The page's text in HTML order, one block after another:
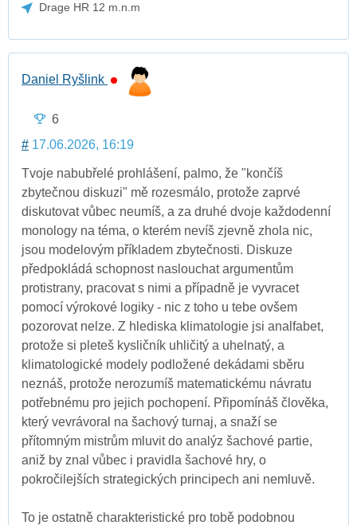
Drage HR 12 m.n.m
Daniel Ryšlink
6
# 17.06.2026, 16:19
Tvoje nabubřelé prohlášení, palmo, že "končíš
zbytečnou diskuzi" mě rozesmálo, protože zaprvé
diskutovat vůbec neumíš, a za druhé dvoje každodenní
monology na téma, o kterém nevíš zjevně zhola nic,
jsou modelovým příkladem zbytečnosti. Diskuze
předpokládá schopnost naslouchat argumentům
protistrany, pracovat s nimi a případně je vyvracet
pomocí výrokové logiky - nic z toho u tebe ovšem
pozorovat nelze. Z hlediska klimatologie jsi analfabet,
protože si pleteš kysličník uhličitý a uhelnatý, a
klimatologické modely podložené dekádami sběru
neznáš, protože nerozumíš matematickému návratu
potřebnému pro jejich pochopení. Připomínáš člověka,
který vevrávoral na šachový turnaj, a snaží se
přítomným mistrům mluvit do analýz šachové partie,
aniž by znal vůbec i pravidla šachové hry, o
pokročilejších strategických principech ani nemluvě.
To je ostatně charakteristické pro tobě podobnou